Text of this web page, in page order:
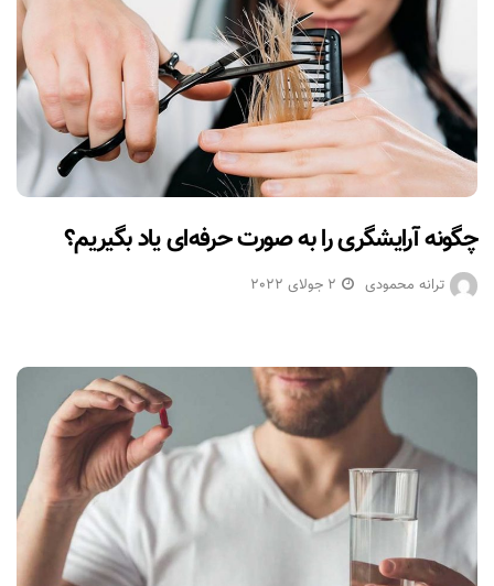
چگونه آرایشگری را به صورت حرفه‌ای یاد بگیریم؟
ترانه محمودی 2 جولای 2022